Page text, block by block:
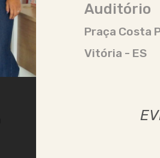
Auditório
Praça Costa
Vitória - ES